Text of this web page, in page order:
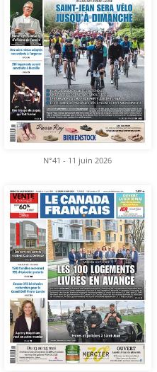
N°41 - 11 juin 2026